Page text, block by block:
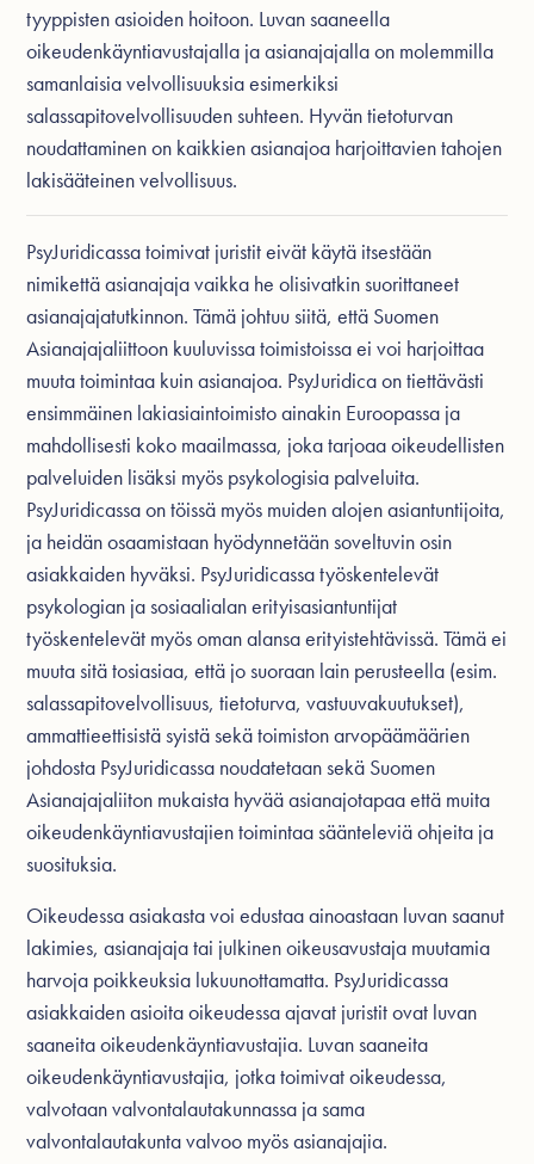
tyyppisten asioiden hoitoon. Luvan saaneella
oikeudenkäyntiavustajalla ja asianajajalla on molemmilla
samanlaisia velvollisuuksia esimerkiksi
salassapitovelvollisuuden suhteen. Hyvän tietoturvan
noudattaminen on kaikkien asianajoa harjoittavien tahojen
lakisääteinen velvollisuus.
PsyJuridicassa toimivat juristit eivät käytä itsestään
nimikettä asianajaja vaikka he olisivatkin suorittaneet
asianajajatutkinnon. Tämä johtuu siitä, että Suomen
Asianajajaliittoon kuuluvissa toimistoissa ei voi harjoittaa
muuta toimintaa kuin asianajoa. PsyJuridica on tiettävästi
ensimmäinen lakiasiaintoimisto ainakin Euroopassa ja
mahdollisesti koko maailmassa, joka tarjoaa oikeudellisten
palveluiden lisäksi myös psykologisia palveluita.
PsyJuridicassa on töissä myös muiden alojen asiantuntijoita,
ja heidän osaamistaan hyödynnetään soveltuvin osin
asiakkaiden hyväksi. PsyJuridicassa työskentelevät
psykologian ja sosiaalialan erityisasiantuntijat
työskentelevät myös oman alansa erityistehtävissä. Tämä ei
muuta sitä tosiasiaa, että jo suoraan lain perusteella (esim.
salassapitovelvollisuus, tietoturva, vastuuvakuutukset),
ammattieettisistä syistä sekä toimiston arvopäämäärien
johdosta PsyJuridicassa noudatetaan sekä Suomen
Asianajajaliiton mukaista hyvää asianajotapaa että muita
oikeudenkäyntiavustajien toimintaa säänteleviä ohjeita ja
suosituksia.
Oikeudessa asiakasta voi edustaa ainoastaan luvan saanut
lakimies, asianajaja tai julkinen oikeusavustaja muutamia
harvoja poikkeuksia lukuunottamatta. PsyJuridicassa
asiakkaiden asioita oikeudessa ajavat juristit ovat luvan
saaneita oikeudenkäyntiavustajia. Luvan saaneita
oikeudenkäyntiavustajia, jotka toimivat oikeudessa,
valvotaan valvontalautakunnassa ja sama
valvontalautakunta valvoo myös asianajajia.